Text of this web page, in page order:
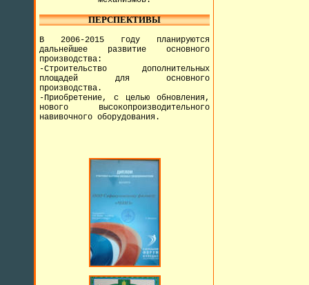
ПЕРСПЕКТИВЫ
В 2006-2015 году планируются
дальнейшее развитие основного
производства:
-Строительство дополнительных
площадей для основного
производства.
-Приобретение, с целью обновления,
нового высокопроизводительного
навивочного оборудования.